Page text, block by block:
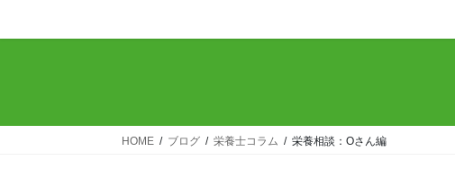
HOME ブログ 栄養士コラム 栄養相談：Oさん編